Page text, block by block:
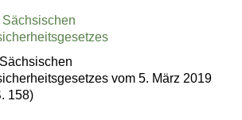
vom 5. März 2019
158)